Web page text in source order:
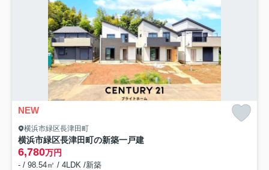
NEW
横浜市緑区長津田町
横浜市緑区長津田町の新築一戸建
6,780万円
- / 98.54㎡ / 4LDK /新築